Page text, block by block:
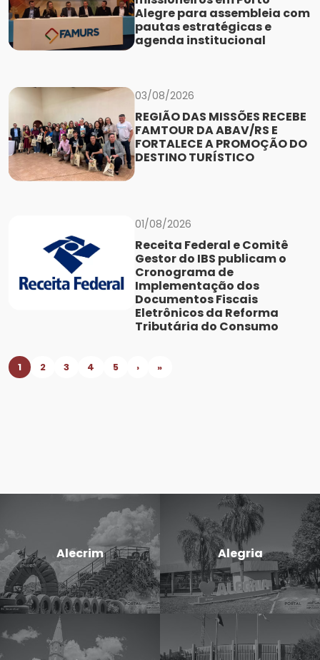
Alegre para assembleia com
pautas estratégicas e
agenda institucional
03/08/2026
REGIÃO DAS MISSÕES RECEBE
FAMTOUR DA ABAV/RS E
FORTALECE A PROMOÇÃO DO
DESTINO TURÍSTICO
01/08/2026
Receita Federal e Comitê
Gestor do IBS publicam o
Cronograma de
Implementação dos
Documentos Fiscais
Eletrônicos da Reforma
Tributária do Consumo
1 2 3 4 5 › »
Alecrim Alegria